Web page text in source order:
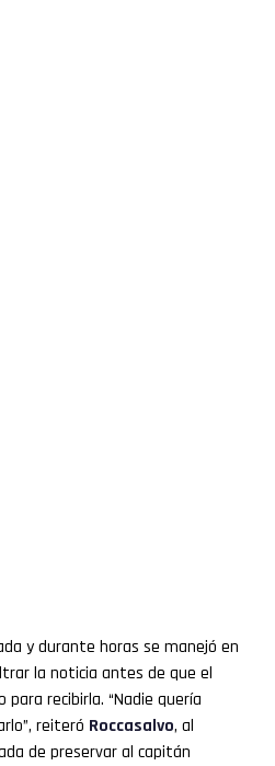
y durante horas se manejó en
la noticia antes de que el
recibirla. “Nadie quería
reiteró Roccasalvo, al
de preservar al capitán